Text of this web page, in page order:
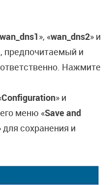
wan_dns1», «wan_dns2» и
предпочитаемый и
Нажмите
Configuration» и
меню «Save and
для сохранения и